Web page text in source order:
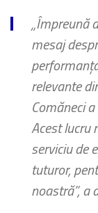
„Împreună
mesaj
relevante
Comăneci
Acest lucru
serviciu de
tuturor,
noastră”, a